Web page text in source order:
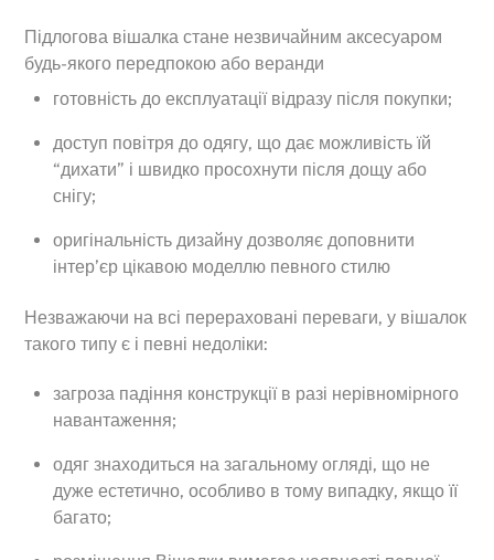
Підлогова вішалка стане незвичайним аксесуаром
будь-якого передпокою або веранди
готовність до експлуатації відразу після покупки;
доступ повітря до одягу, що дає можливість їй
“дихати” і швидко просохнути після дощу або
снігу;
оригінальність дизайну дозволяє доповнити
інтер’єр цікавою моделлю певного стилю
Незважаючи на всі перераховані переваги, у вішалок
такого типу є і певні недоліки:
загроза падіння конструкції в разі нерівномірного
навантаження;
одяг знаходиться на загальному огляді, що не
дуже естетично, особливо в тому випадку, якщо її
багато;